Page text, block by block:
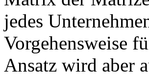
jedes
Vorgehensweise
Ansatz wird aber